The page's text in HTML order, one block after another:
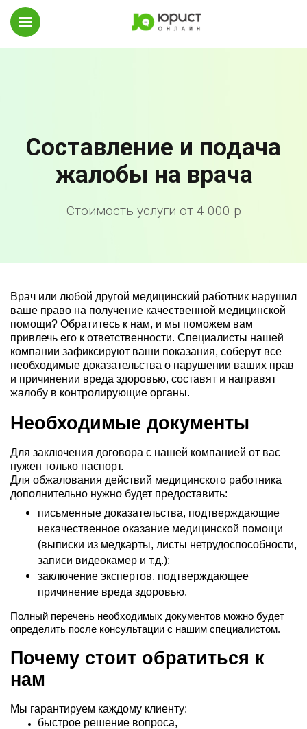
Составление и подача
жалобы на врача
Стоимость услуги от 4 000 р
Врач или любой другой медицинский работник нарушил
ваше право на получение качественной медицинской
помощи? Обратитесь к нам, и мы поможем вам
привлечь его к ответственности. Специалисты нашей
компании зафиксируют ваши показания, соберут все
необходимые доказательства о нарушении ваших прав
и причинении вреда здоровью, составят и направят
жалобу в контролирующие органы.
Необходимые документы
Для заключения договора с нашей компанией от вас
нужен только паспорт.
Для обжалования действий медицинского работника
дополнительно нужно будет предоставить:
письменные доказательства, подтверждающие
некачественное оказание медицинской помощи
(выписки из медкарты, листы нетрудоспособности,
записи видеокамер и т.д.);
заключение экспертов, подтверждающее
причинение вреда здоровью.
Полный перечень необходимых документов можно будет
определить после консультации с нашим специалистом.
Почему стоит обратиться к
нам
Мы гарантируем каждому клиенту:
быстрое решение вопроса,